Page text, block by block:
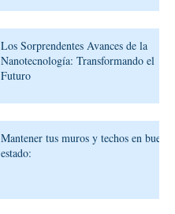
Los Sorprendentes Avances de la
Nanotecnología: Transformando el
Futuro
Mantener tus muros y techos en buen
estado: